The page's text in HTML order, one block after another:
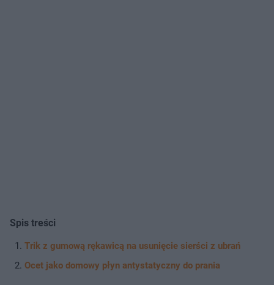
Spis treści
Trik z gumową rękawicą na usunięcie sierści z ubrań
Ocet jako domowy płyn antystatyczny do prania